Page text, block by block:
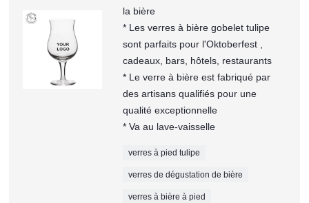
la bière
* Les verres à bière gobelet tulipe
sont parfaits pour l'Oktoberfest ,
cadeaux, bars, hôtels, restaurants
* Le verre à bière est fabriqué par
des artisans qualifiés pour une
qualité exceptionnelle
* Va au lave-vaisselle
verres à pied tulipe
verres de dégustation de bière
verres à bière à pied